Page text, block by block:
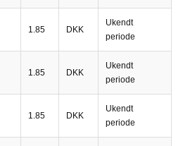
1.85 DKK
Ukendt
periode
1.85 DKK
Ukendt
periode
1.85 DKK
Ukendt
periode